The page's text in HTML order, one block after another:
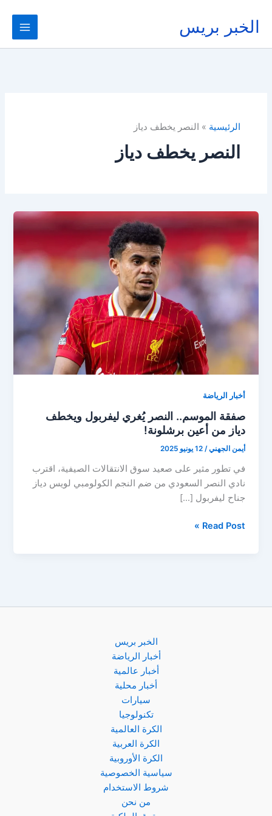
المحتوى
الخبر بريس
الرئيسية النصر يخطف دياز
النصر يخطف دياز
أخبار الرياضة
صفقة الموسم.. النصر يُغري ليفربول ويخطف
دياز من أعين برشلونة!
أيمن الجهني/12 يونيو 2025
في تطور مثير على صعيد سوق الانتقالات الصيفية، اقترب
نادي النصر السعودي من ضم النجم الكولومبي لويس دياز
جناح ليفربول […]
صفقة
Read Post »
الخبر بريس
أخبار الرياضة
أخبار عالمية
أخبار محلية
سيارات
تكنولوجيا
الكرة العالمية
الكرة العربية
الكرة الأوروبية
سياسية الخصوصية
شروط الاستخدام
من نحن